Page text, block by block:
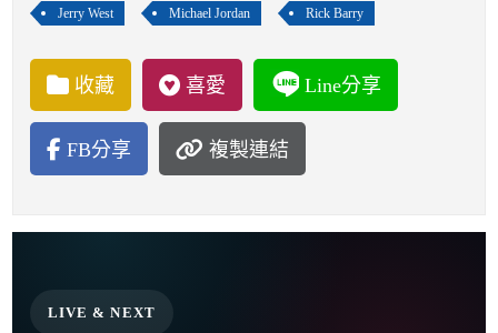
Jerry West Michael Jordan Rick Barry
收藏 喜愛 Line分享
FB分享 複製連結
LIVE & NEXT